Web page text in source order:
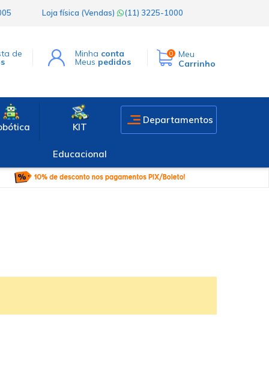
Loja física (Vendas) (11) 3225-1000
de Minha conta
Meus pedidos
0
Meu
Carrinho
KIT
Educacional
Departamentos